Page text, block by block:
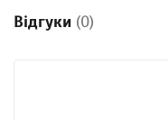
Відгуки (0)